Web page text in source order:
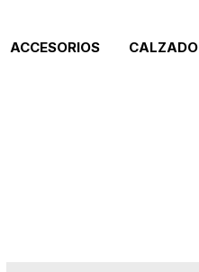
ACCESORIOS CALZADO